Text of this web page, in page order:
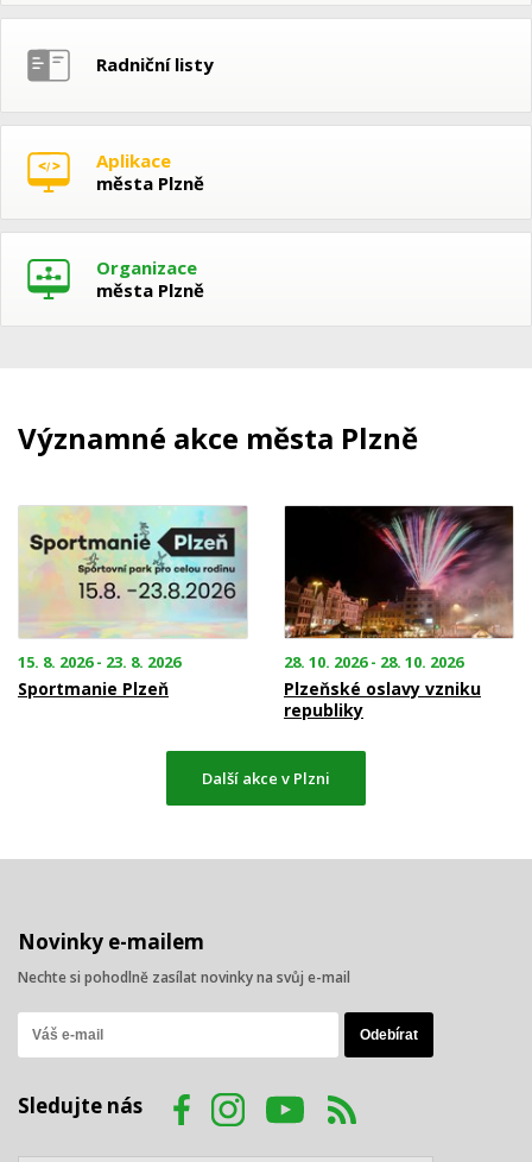
Radniční listy
Aplikace
města Plzně
Organizace
města Plzně
Významné akce města Plzně
15. 8. 2026 - 23. 8. 2026
Sportmanie Plzeň
28. 10. 2026 - 28. 10. 2026
Plzeňské oslavy vzniku
republiky
Další akce v Plzni
Novinky e-mailem
Nechte si pohodlně zasílat novinky na svůj e-mail
Sledujte nás